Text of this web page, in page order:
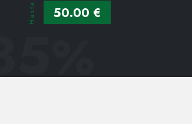
Hasta 50.00 €
%